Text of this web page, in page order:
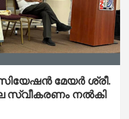
മേയർ ശ്രീ.
വി. വി. രാജേഷിന് ഉജ്വല സ്വീകരണം നൽകി